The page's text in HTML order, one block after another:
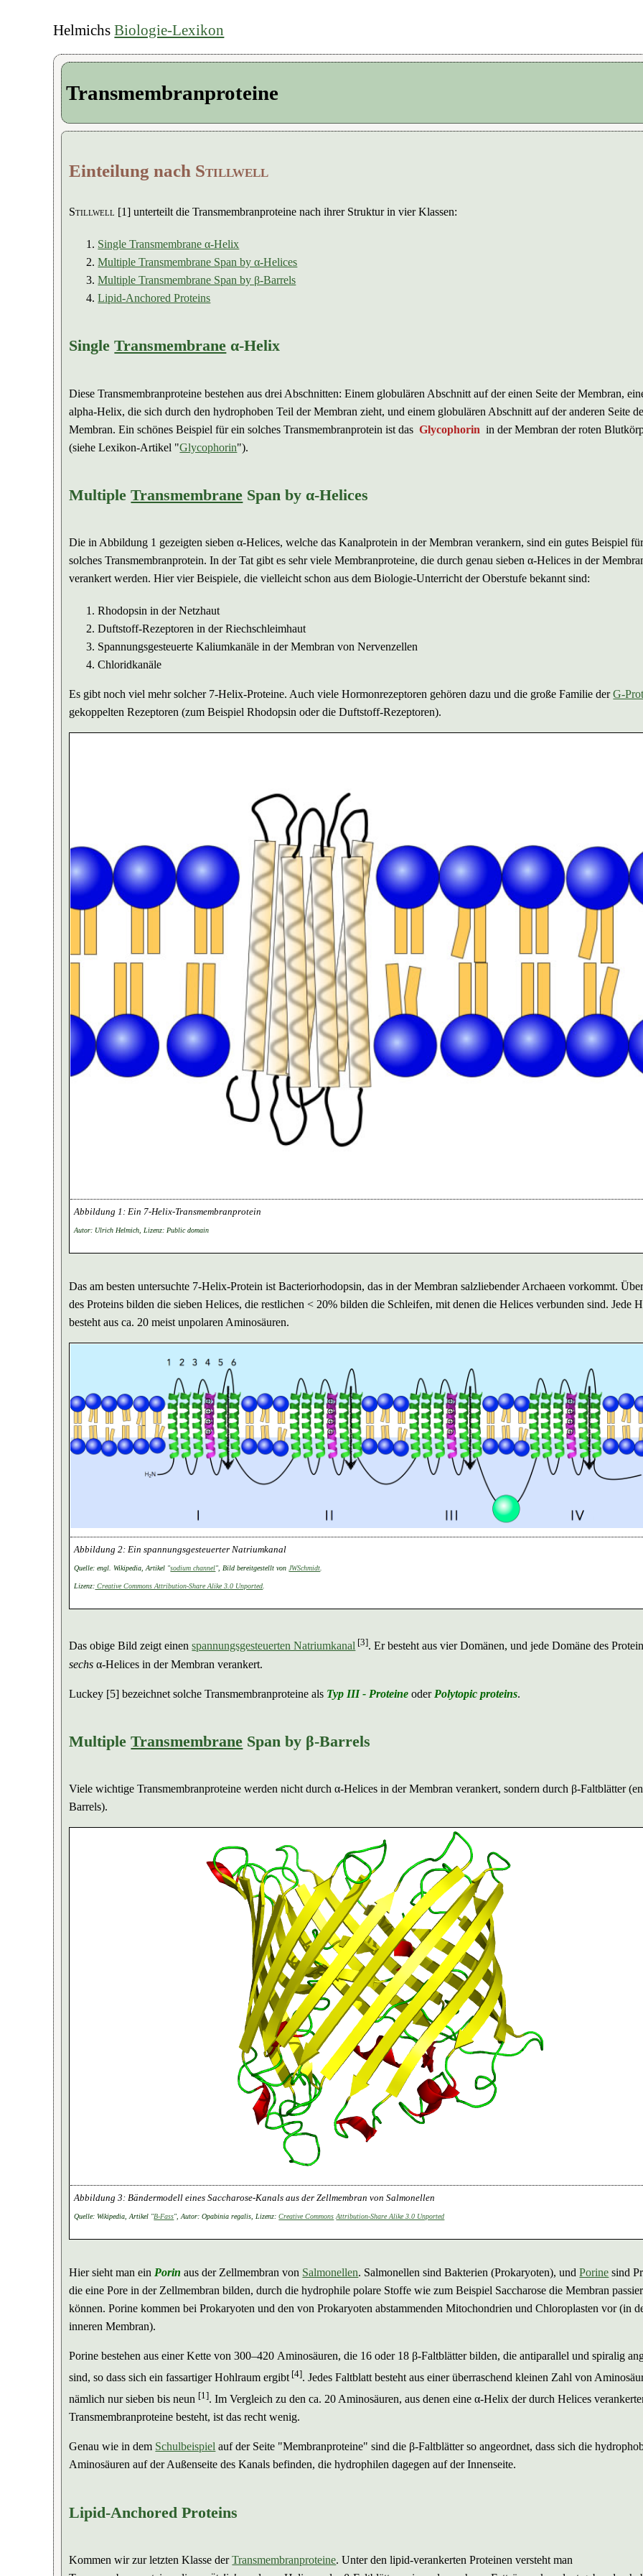
HelmichsBiologie-Lexikon
Transmembranproteine
Einteilung nach Stillwell
Stillwell [1] unterteilt die Transmembranproteine nach ihrer Struktur in vier Klassen:
Single Transmembrane α-Helix
Multiple Transmembrane Span by α-Helices
Multiple Transmembrane Span by β-Barrels
Lipid-Anchored Proteins
SingleTransmembrane α-Helix
Diese Transmembranproteine bestehen aus drei Abschnitten: Einem globulären Abschnitt auf der einen Seite der Membran,
alpha-Helix, die sich durch den hydrophoben Teil der Membran zieht, und einem globulären Abschnitt auf der anderen Seite
Membran. Ein schönes Beispiel für ein solches Transmembranprotein ist das Glycophorin in der Membran der roten
(siehe Lexikon-Artikel "Glycophorin").
MultipleTransmembrane Span by α-Helices
Die in Abbildung 1 gezeigten sieben α-Helices, welche das Kanalprotein in der Membran verankern, sind ein gutes Beispiel
solches Transmembranprotein. In der Tat gibt es sehr viele Membranproteine, die durch genau sieben α-Helices in der
verankert werden. Hier vier Beispiele, die vielleicht schon aus dem Biologie-Unterricht der Oberstufe bekannt sind:
Rhodopsin in der Netzhaut
Duftstoff-Rezeptoren in der Riechschleimhaut
Spannungsgesteuerte Kaliumkanäle in der Membran von Nervenzellen
Chloridkanäle
Es gibt noch viel mehr solcher 7-Helix-Proteine. Auch viele Hormonrezeptoren gehören dazu und die große Familie derG-
gekoppelten Rezeptoren (zum Beispiel Rhodopsin oder die Duftstoff-Rezeptoren).
Ein 7-Helix-Transmembranprotein
Autor: Ulrich Helmich, Lizenz: Public domain
Das am besten untersuchte 7-Helix-Protein ist Bacteriorhodopsin, das in der Membran salzliebender Archaeen vorkommt.
des Proteins bilden die sieben Helices, die restlichen < 20% bilden die Schleifen, mit denen die Helices verbunden sind. Jede
besteht aus ca. 20 meist unpolaren Aminosäuren.
Ein spannungsgesteuerter Natriumkanal
Quelle: engl. Wikipedia, Artikel "sodium channel", Bild bereitgestellt vonJWSchmidt.
Lizenz: Creative Commons Attribution-Share Alike 3.0 Unported.
Das obige Bild zeigt einenspannungsgesteuerten Natriumkanal [3]. Er besteht aus vier Domänen, und jede Domäne des
sechs α-Helices in der Membran verankert.
Luckey [5] bezeichnet solche Transmembranproteine als Typ III - Proteine oder Polytopic proteins.
MultipleTransmembrane Span by β-Barrels
Viele wichtige Transmembranproteine werden nicht durch α-Helices in der Membran verankert, sondern durch β-Faltblätter
Barrels).
Bändermodell eines Saccharose-Kanals aus der Zellmembran von Salmonellen
Quelle: Wikipedia, Artikel "B-Fass", Autor: Opabinia regalis, Lizenz:Creative Commons Attribution-Share Alike 3.0 Unported
Hier sieht man ein Porin aus der Zellmembran von Salmonellen. Salmonellen sind Bakterien (Prokaryoten), undPorine sind
die eine Pore in der Zellmembran bilden, durch die hydrophile polare Stoffe wie zum Beispiel Saccharose die Membran
können. Porine kommen bei Prokaryoten und den von Prokaryoten abstammenden Mitochondrien und Chloroplasten vor (in
inneren Membran).
Porine bestehen aus einer Kette von 300–420 Aminosäuren, die 16 oder 18 β-Faltblätter bilden, die antiparallel und spiralig
sind, so dass sich ein fassartiger Hohlraum ergibt [4]. Jedes Faltblatt besteht aus einer überraschend kleinen Zahl von
nämlich nur sieben bis neun [1]. Im Vergleich zu den ca. 20 Aminosäuren, aus denen eine α-Helix der durch Helices
Transmembranproteine besteht, ist das recht wenig.
Genau wie in dem Schulbeispiel auf der Seite "Membranproteine" sind die β-Faltblätter so angeordnet, dass sich die
Aminosäuren auf der Außenseite des Kanals befinden, die hydrophilen dagegen auf der Innenseite.
Lipid-Anchored Proteins
Kommen wir zur letzten Klasse derTransmembranproteine. Unter den lipid-verankerten Proteinen versteht man